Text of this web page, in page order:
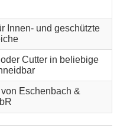
Innen- und geschützte
Cutter in beliebige
Eschenbach &